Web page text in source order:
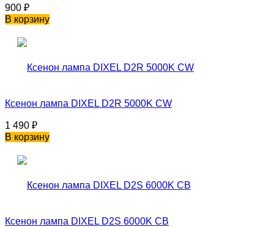
900 ₽
В корзину
Ксенон лампа DIXEL D2R 5000K CW
1 490 ₽
В корзину
Ксенон лампа DIXEL D2S 6000K CB